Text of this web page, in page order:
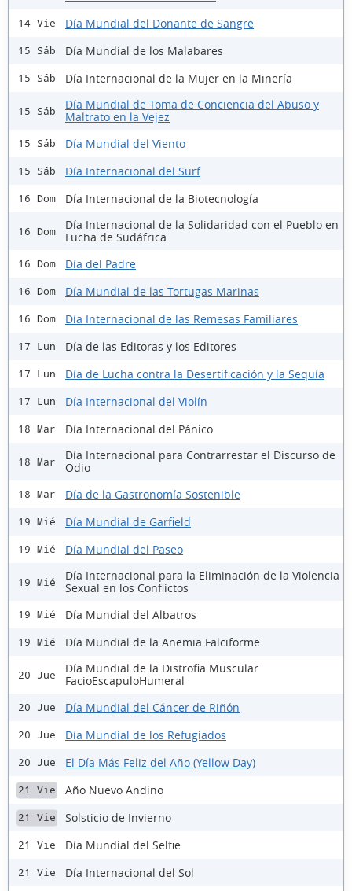
14 Vie Día Mundial del Donante de Sangre
15 Sáb Día Mundial de los Malabares
15 Sáb Día Internacional de la Mujer en la Minería
15 Sáb
Día Mundial de Toma de Conciencia del Abuso y
Maltrato en la Vejez
15 Sáb Día Mundial del Viento
15 Sáb Día Internacional del Surf
16 Dom Día Internacional de la Biotecnología
16 Dom
Día Internacional de la Solidaridad con el Pueblo en
Lucha de Sudáfrica
16 Dom Día del Padre
16 Dom Día Mundial de las Tortugas Marinas
16 Dom Día Internacional de las Remesas Familiares
17 Lun Día de las Editoras y los Editores
17 Lun Día de Lucha contra la Desertificación y la Sequía
17 Lun Día Internacional del Violín
18 Mar Día Internacional del Pánico
18 Mar
Día Internacional para Contrarrestar el Discurso de
Odio
18 Mar Día de la Gastronomía Sostenible
19 Mié Día Mundial de Garfield
19 Mié Día Mundial del Paseo
19 Mié
Día Internacional para la Eliminación de la Violencia
Sexual en los Conflictos
19 Mié Día Mundial del Albatros
19 Mié Día Mundial de la Anemia Falciforme
20 Jue
Día Mundial de la Distrofia Muscular
FacioEscapuloHumeral
20 Jue Día Mundial del Cáncer de Riñón
20 Jue Día Mundial de los Refugiados
20 Jue El Día Más Feliz del Año (Yellow Day)
21 Vie Año Nuevo Andino
21 Vie Solsticio de Invierno
21 Vie Día Mundial del Selfie
21 Vie Día Internacional del Sol